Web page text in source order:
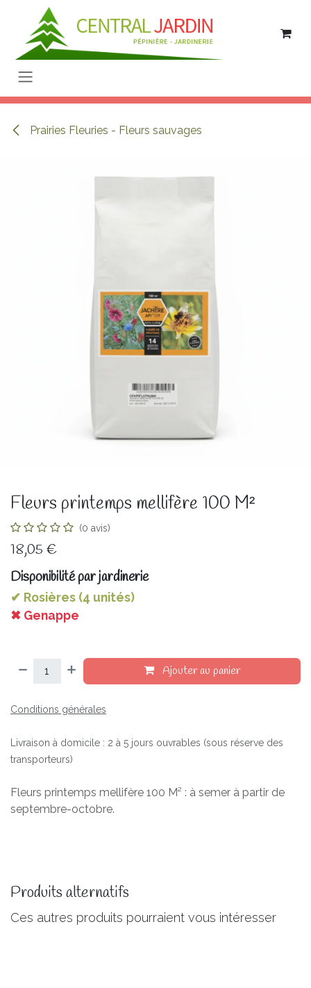
Se rendre au contenu
Prairies Fleuries - Fleurs sauvages
Fleurs printemps mellifère 100 M²
(0 avis)
18,05 €
Disponibilité par jardinerie
✔ Rosières (4 unités)
✖ Genappe
Ajouter au panier
Conditions générales
Livraison à domicile : 2 à 5 jours ouvrables (sous réserve des
transporteurs)
Fleurs printemps mellifère 100 M² : à semer à partir de
septembre-octobre.
Produits alternatifs
Ces autres produits pourraient vous intéresser